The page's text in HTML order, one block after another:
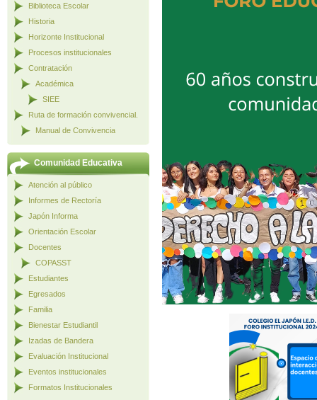
Biblioteca Escolar
Historia
Horizonte Institucional
Procesos institucionales
Contratación
Académica
SIEE
Ruta de formación convivencial.
Manual de Convivencia
Comunidad Educativa
Atención al público
Informes de Rectoría
Japón Informa
Orientación Escolar
Docentes
COPASST
Estudiantes
Egresados
Familia
Bienestar Estudiantil
Izadas de Bandera
Evaluación Institucional
Eventos institucionales
Formatos Institucionales